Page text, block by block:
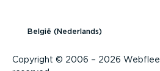
Copyright © 2006 – 2026
België (Nederlands)